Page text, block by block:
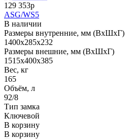
129 353р
ASG/WS5
В наличии
Размеры внутренние, мм (ВхШхГ)
1400x285x232
Размеры внешние, мм (ВхШхГ)
1515x400x385
Вес, кг
165
Объём, л
92/8
Тип замка
Ключевой
В корзину
В корзину